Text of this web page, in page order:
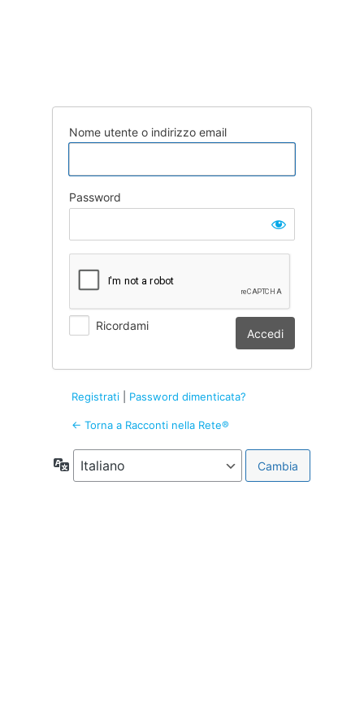
Nome utente o indirizzo email
Password
Ricordami
Registrati Password dimenticata?
← Torna a Racconti nella Rete®
Lingua